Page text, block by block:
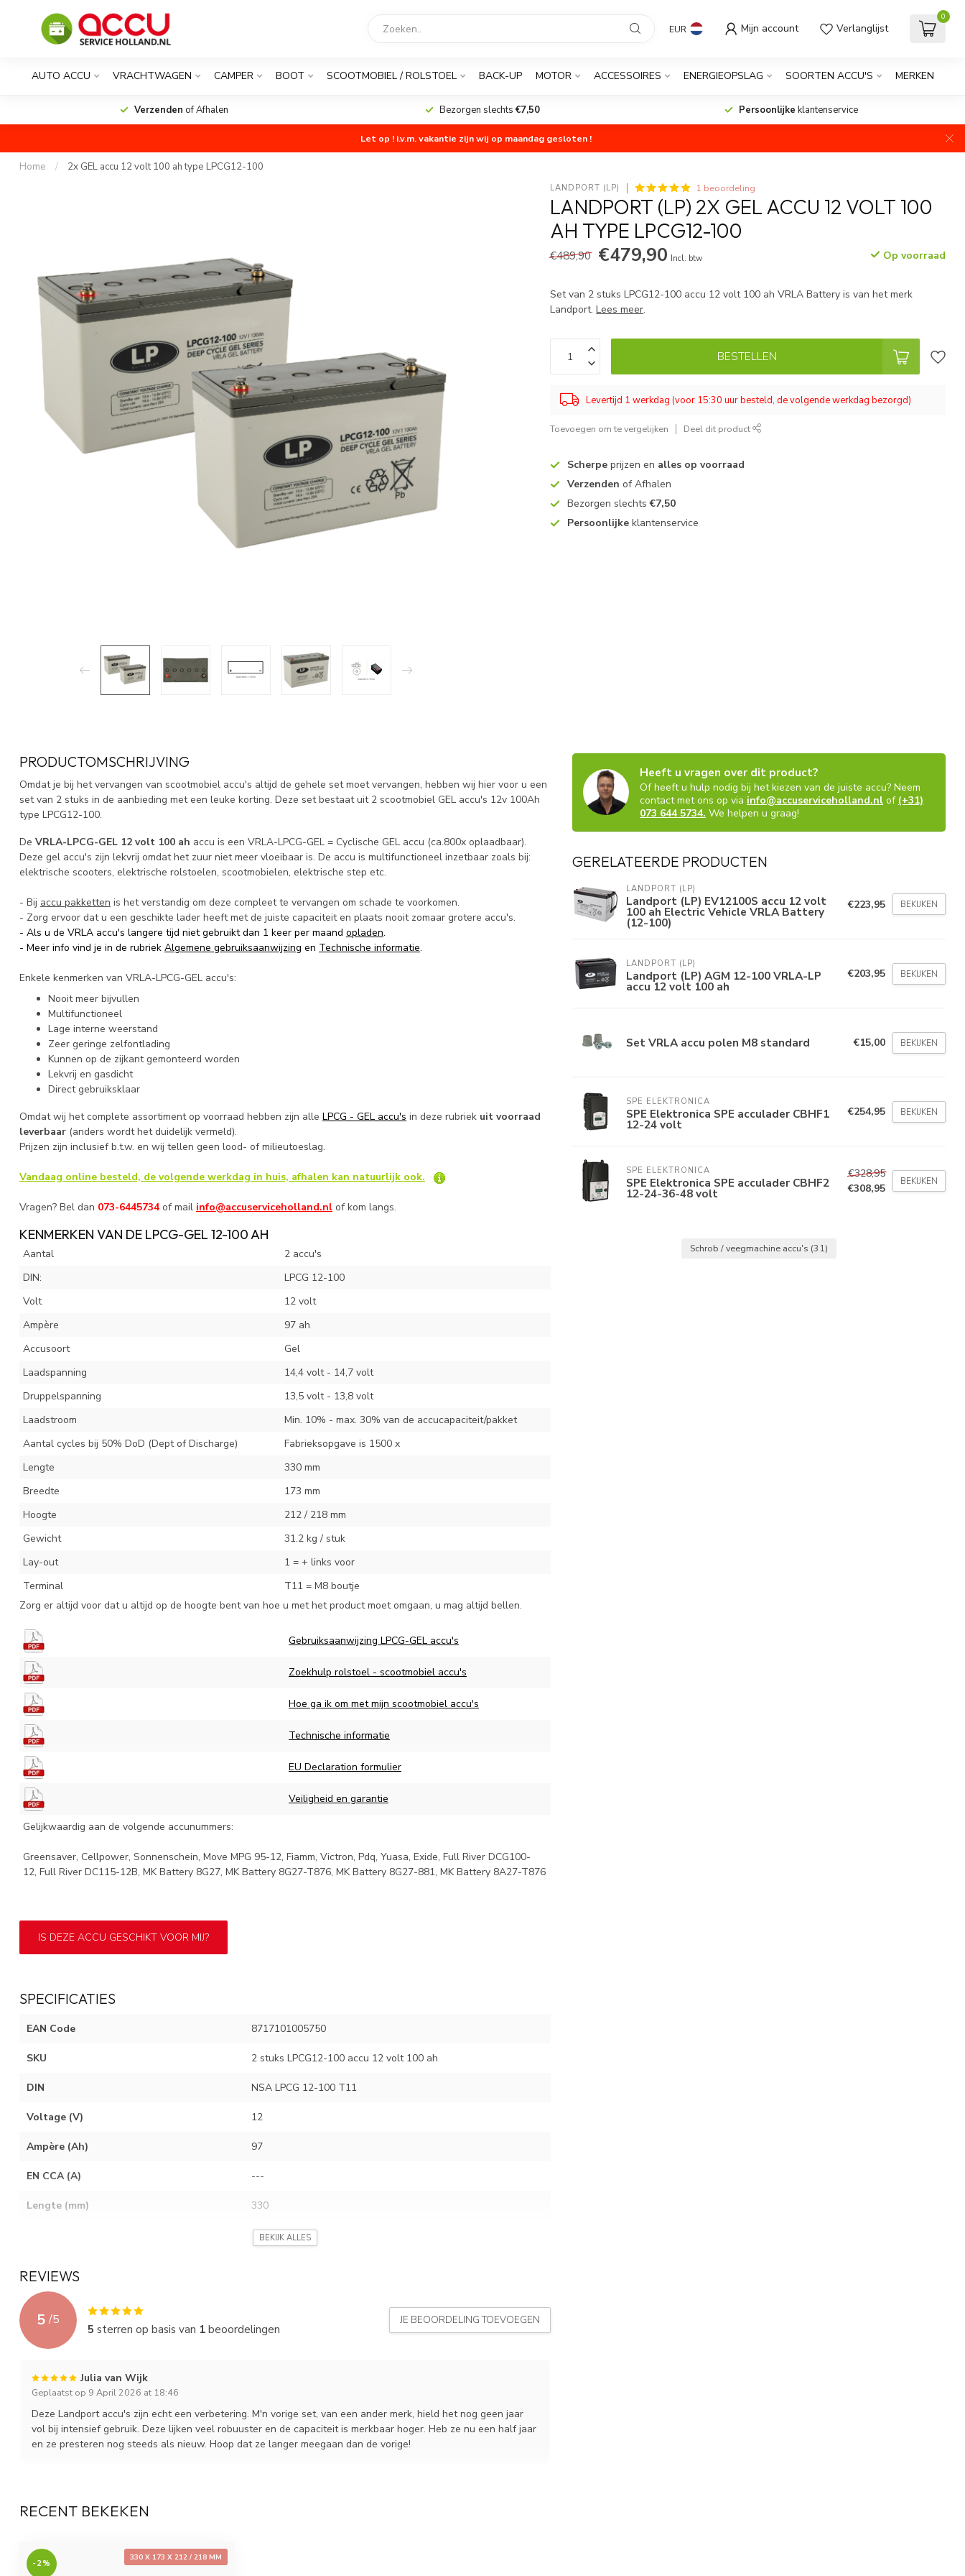
EUR Mijn account Verlanglijst
0
AUTO ACCU VRACHTWAGEN CAMPER BOOT SCOOTMOBIEL / ROLSTOEL BACK-UP MOTOR ACCESSOIRES ENERGIEOPSLAG SOORTEN ACCU'S MERKEN
Verzenden of Afhalen Bezorgen slechts€7,50 Persoonlijke klantenservice
Let op ! i.v.m. vakantie zijn wij op maandag gesloten !
Home / 2x GEL accu 12 volt 100 ah type LPCG12-100
LANDPORT (LP) 1 beoordeling
LANDPORT (LP) 2X GEL ACCU 12 VOLT 100
AH TYPE LPCG12-100
€489,90 €479,90 Incl. btw Op voorraad
Set van 2 stuks LPCG12-100 accu 12 volt 100 ah VRLA Battery is van het merk
Landport.Lees meer.
BESTELLEN
Levertijd 1 werkdag (voor 15:30 uur besteld, de volgende werkdag bezorgd)
Toevoegen om te vergelijken Deel dit product
Scherpe prijzen en alles op voorraad
Verzenden of Afhalen
Bezorgen slechts€7,50
Persoonlijke klantenservice
PRODUCTOMSCHRIJVING
Omdat je bij het vervangen van scootmobiel accu's altijd de gehele set moet vervangen, hebben wij hier voor u een
set van 2 stuks in de aanbieding met een leuke korting. Deze set bestaat uit 2 scootmobiel GEL accu's 12v 100Ah
type LPCG12-100.
De VRLA-LPCG-GEL 12 volt 100 ah accu is een VRLA-LPCG-GEL = Cyclische GEL accu (ca.800x oplaadbaar).
Deze gel accu's zijn lekvrij omdat het zuur niet meer vloeibaar is. De accu is multifunctioneel inzetbaar zoals bij:
elektrische scooters, elektrische rolstoelen, scootmobielen, elektrische step etc.
- Bij accu pakketten is het verstandig om deze compleet te vervangen om schade te voorkomen.
- Zorg ervoor dat u een geschikte lader heeft met de juiste capaciteit en plaats nooit zomaar grotere accu's.
- Als u de VRLA accu's langere tijd niet gebruikt dan 1 keer per maand opladen.
- Meer info vind je in de rubriek Algemene gebruiksaanwijzing en Technische informatie.
Enkele kenmerken van VRLA-LPCG-GEL accu's:
Nooit meer bijvullen
Multifunctioneel
Lage interne weerstand
Zeer geringe zelfontlading
Kunnen op de zijkant gemonteerd worden
Lekvrij en gasdicht
Direct gebruiksklaar
Omdat wij het complete assortiment op voorraad hebben zijn alle LPCG - GEL accu's in deze rubriek uit voorraad
leverbaar (anders wordt het duidelijk vermeld).
Prijzen zijn inclusief b.t.w. en wij tellen geen lood- of milieutoeslag.
Vandaag online besteld, de volgende werkdag in huis, afhalen kan natuurlijk ook.
Vragen? Bel dan 073-6445734 of mail info@accuserviceholland.nl of kom langs.
KENMERKEN VAN DE LPCG-GEL 12-100 AH
Aantal
2 accu's
DIN:
LPCG 12-100
Volt
12 volt
Ampère
97 ah
Accusoort
Gel
Laadspanning
14,4 volt - 14,7 volt
Druppelspanning
13,5 volt - 13,8 volt
Laadstroom
Min. 10% - max. 30% van de accucapaciteit/pakket
Aantal cycles bij 50% DoD (Dept of Discharge)
Fabrieksopgave is 1500 x
Lengte
330 mm
Breedte
173 mm
Hoogte
212 / 218 mm
Gewicht
31.2 kg / stuk
Lay-out
1 = + links voor
Terminal
T11 = M8 boutje
Zorg er altijd voor dat u altijd op de hoogte bent van hoe u met het product moet omgaan, u mag altijd bellen.
Gebruiksaanwijzing LPCG-GEL accu's
Zoekhulp rolstoel - scootmobiel accu's
Hoe ga ik om met mijn scootmobiel accu's
Technische informatie
EU Declaration formulier
Veiligheid en garantie
Gelijkwaardig aan de volgende accunummers:
Greensaver, Cellpower, Sonnenschein, Move MPG 95-12, Fiamm, Victron, Pdq, Yuasa, Exide, Full River DCG100-
12, Full River DC115-12B, MK Battery 8G27, MK Battery 8G27-T876, MK Battery 8G27-881, MK Battery 8A27-T876
IS DEZE ACCU GESCHIKT VOOR MIJ?
SPECIFICATIES
EAN Code 8717101005750
SKU 2 stuks LPCG12-100 accu 12 volt 100 ah
DIN NSA LPCG 12-100 T11
Voltage (V) 12
Ampère (Ah) 97
EN CCA (A) ---
Lengte (mm) 330
173
Gewicht (Kg)
Layout 1 = + links
Terminal
Holddown
BEKIJK ALLES
REVIEWS
5 /5
5 sterren op basis van 1beoordelingen
JE BEOORDELING TOEVOEGEN
Julia van Wijk
Geplaatst op 9 April 2026 at 18:46
Deze Landport accu's zijn echt een verbetering. M'n vorige set, van een ander merk, hield het nog geen jaar
vol bij intensief gebruik. Deze lijken veel robuuster en de capaciteit is merkbaar hoger. Heb ze nu een half jaar
en ze presteren nog steeds als nieuw. Hoop dat ze langer meegaan dan de vorige!
Heeft u vragen over dit product?
Of heeft u hulp nodig bij het kiezen van de juiste accu? Neem
contact met ons op via info@accuserviceholland.nl of (+31)
073 644 5734. We helpen u graag!
GERELATEERDE PRODUCTEN
LANDPORT (LP)
Landport (LP) EV12100S accu 12 volt
100 ah Electric Vehicle VRLA Battery
(12-100)
€223,95 BEKIJKEN
LANDPORT (LP)
Landport (LP) AGM 12-100 VRLA-LP
accu 12 volt 100 ah
€203,95 BEKIJKEN
Set VRLA accu polen M8 standard €15,00 BEKIJKEN
SPE ELEKTRONICA
SPE Elektronica SPE acculader CBHF1
12-24 volt
€254,95 BEKIJKEN
SPE ELEKTRONICA
SPE Elektronica SPE acculader CBHF2
12-24-36-48 volt
€328,95
€308,95
BEKIJKEN
Schrob / veegmachine accu's (31)
RECENT BEKEKEN
330 X 173 X 212 / 218 MM
-2%